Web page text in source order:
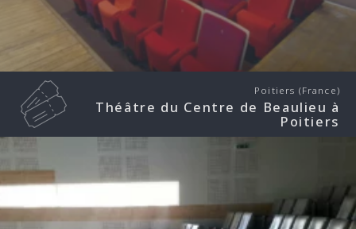
Poitiers (France)
Théâtre du Centre de Beaulieu à
Poitiers